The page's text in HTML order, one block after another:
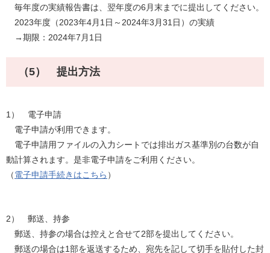
毎年度の実績報告書は、翌年度の6月末までに提出してください。
2023年度（2023年4月1日～2024年3月31日）の実績
→期限：2024年7月1日
（5） 提出方法
1） 電子申請
電子申請が利用できます。
電子申請用ファイルの入力シートでは排出ガス基準別の台数が自
動計算されます。是非電子申請をご利用ください。
（電子申請手続きはこちら ）
2） 郵送、持参
郵送、持参の場合は控えと合せて2部を提出してください。
郵送の場合は1部を返送するため、宛先を記して切手を貼付した封